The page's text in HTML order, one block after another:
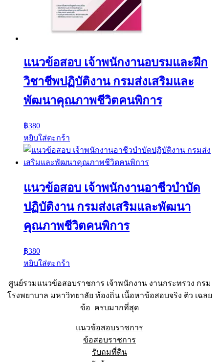
แนวข้อสอบ เจ้าพนักงานอบรมและฝึก
วิชาชีพปฏิบัติงาน กรมส่งเสริมและ
พัฒนาคุณภาพชีวิตคนพิการ
฿380
หยิบใส่ตะกร้า
แนวข้อสอบ เจ้าพนักงานอาชีวบำบัด
ปฏิบัติงาน กรมส่งเสริมและพัฒนา
คุณภาพชีวิตคนพิการ
฿380
หยิบใส่ตะกร้า
ศูนย์รวมแนวข้อสอบราชการ เจ้าพนักงาน งานกระทรวง กรม
โรงพยาบาล มหาวิทยาลัย ท้องถิ่น เนื้อหาข้อสอบจริง ติว เฉลย
ข้อ ครบมากที่สุด
แนวข้อสอบราชการ
ข้อสอบราชการ
รับถมที่ดิน